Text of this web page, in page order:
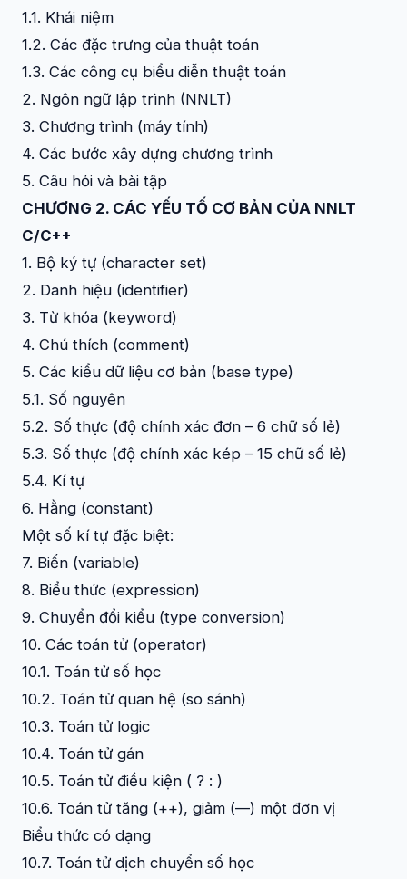
1.1. Khái niệm
1.2. Các đặc trưng của thuật toán
1.3. Các công cụ biểu diễn thuật toán
2. Ngôn ngữ lập trình (NNLT)
3. Chương trình (máy tính)
4. Các bước xây dựng chương trình
5. Câu hỏi và bài tập
CHƯƠNG 2. CÁC YẾU TỐ CƠ BẢN CỦA NNLT
C/C++
1. Bộ ký tự (character set)
2. Danh hiệu (identifier)
3. Từ khóa (keyword)
4. Chú thích (comment)
5. Các kiểu dữ liệu cơ bản (base type)
5.1. Số nguyên
5.2. Số thực (độ chính xác đơn – 6 chữ số lẻ)
5.3. Số thực (độ chính xác kép – 15 chữ số lẻ)
5.4. Kí tự
6. Hằng (constant)
Một số kí tự đặc biệt:
7. Biến (variable)
8. Biểu thức (expression)
9. Chuyển đổi kiểu (type conversion)
10. Các toán tử (operator)
10.1. Toán tử số học
10.2. Toán tử quan hệ (so sánh)
10.3. Toán tử logic
10.4. Toán tử gán
10.5. Toán tử điều kiện ( ? : )
10.6. Toán tử tăng (++), giảm (––) một đơn vị
Biểu thức có dạng
10.7. Toán tử dịch chuyển số học